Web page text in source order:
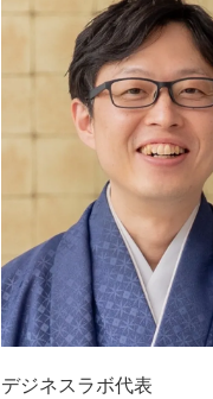
デジネスラボ代表